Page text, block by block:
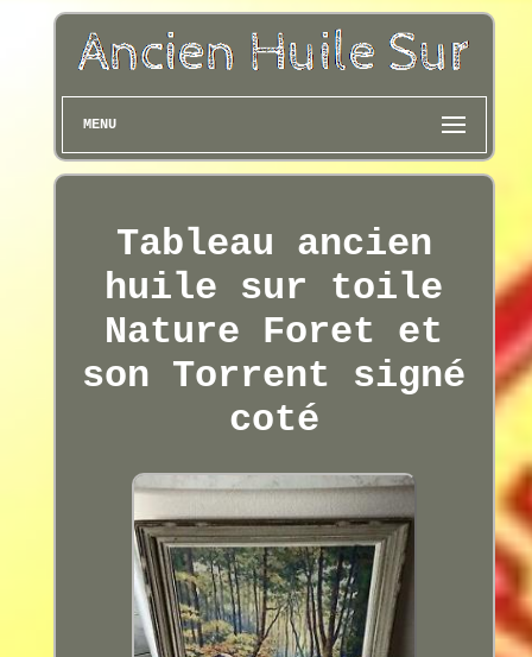
MENU
Tableau ancien
huile sur toile
Nature Foret et
son Torrent signé
coté